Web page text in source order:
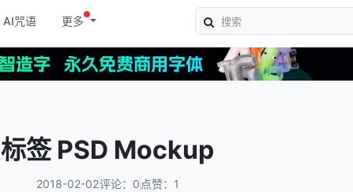
AI咒语
更多
标签 PSD Mockup
2018-02-02评论：0 点赞：1